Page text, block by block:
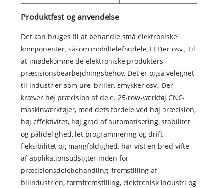
Produktfest og anvendelse
Det kan bruges til at behandle små elektroniske
komponenter, såsom mobiltelefondele, LED'er osv., Til
at imødekomme de elektroniske produkters
præcisionsbearbejdningsbehov. Det er også velegnet
til industrier som ure, briller, smykker osv., Der
kræver høj præcision af dele. 25-row-værktøj CNC-
maskinværktøjer, med dets fordele ved høj præcision,
høj effektivitet, høj grad af automatisering, stabilitet
og pålidelighed, let programmering og drift,
fleksibilitet og mangfoldighed, har vist en bred vifte
af applikationsudsigter inden for
præcisionsdelebehandling, fremstilling af
bilindustrien, formfremstilling, elektronisk industri og